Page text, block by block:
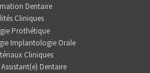
Dentaire
Cliniques
Prothétique
Implantologie Orale
Cliniques
Dentaire